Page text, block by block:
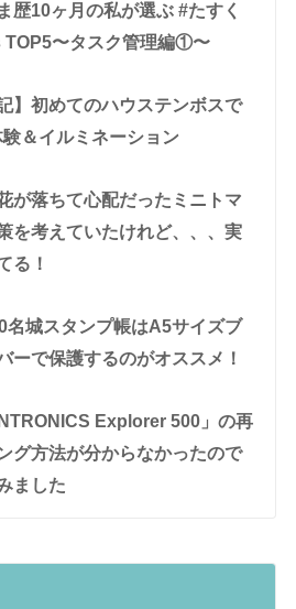
歴10ヶ月の私が選ぶ #たすく
TOP5〜タスク管理編①〜
】初めてのハウステンボスで
＆イルミネーション
が落ちて心配だったミニトマ
を考えていたけれど、、、実
る！
名城スタンプ帳はA5サイズブ
ーで保護するのがオススメ！
Explorer 500」の再
グ方法が分からなかったので
ました